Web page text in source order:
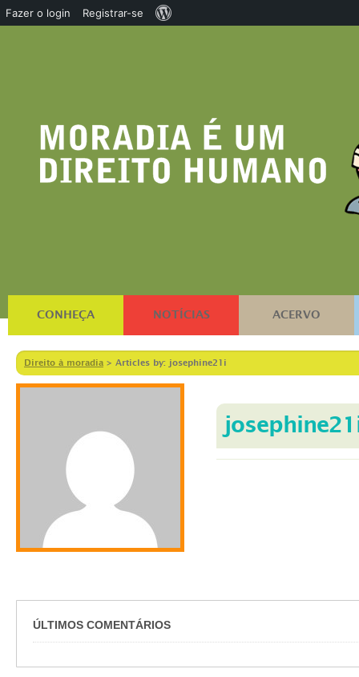
CONHEÇA NOTÍCIAS ACERVO
Direito à moradia > Articles by: josephine21i
ÚLTIMOS COMENTÁRIOS
Fazer o login Registrar-se